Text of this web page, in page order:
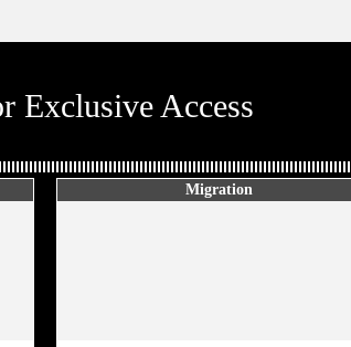
Exclusive Access
Migration